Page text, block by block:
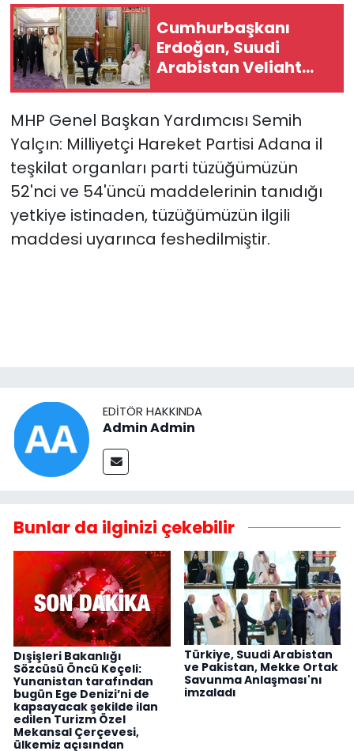
Cumhurbaşkanı
Erdoğan, Suudi
Arabistan Veliaht
Prensi Muhammed
görüştü
MHP Genel Başkan Yardımcısı Semih
Yalçın: Milliyetçi Hareket Partisi Adana il
teşkilat organları parti tüzüğümüzün
52'nci ve 54'üncü maddelerinin tanıdığı
yetkiye istinaden, tüzüğümüzün ilgili
maddesi uyarınca feshedilmiştir.
EDITÖR HAKKINDA
Admin Admin
Bunlar da ilginizi çekebilir
Dışişleri Bakanlığı
Sözcüsü Öncü Keçeli:
Yunanistan tarafından
bugün Ege Denizi’ni de
kapsayacak şekilde ilan
edilen Turizm Özel
Mekansal Çerçevesi,
ülkemiz açısından
Türkiye, Suudi Arabistan
ve Pakistan, Mekke Ortak
Savunma Anlaşması'nı
imzaladı